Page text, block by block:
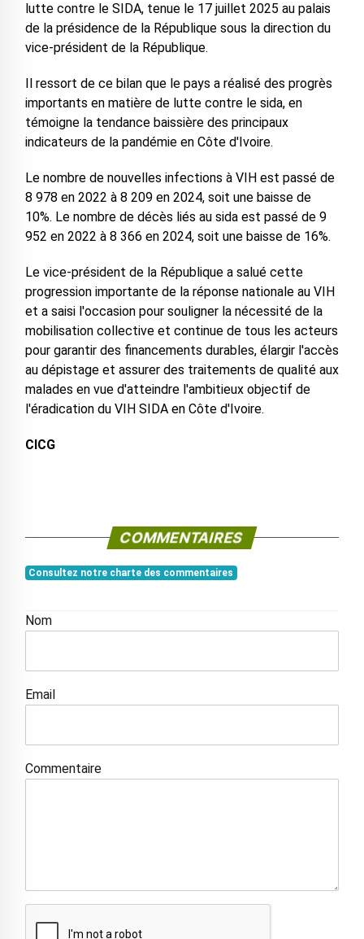
lutte contre le SIDA, tenue le 17 juillet 2025 au palais
de la présidence de la République sous la direction du
vice-président de la République.
Il ressort de ce bilan que le pays a réalisé des progrès
importants en matière de lutte contre le sida, en
témoigne la tendance baissière des principaux
indicateurs de la pandémie en Côte d'Ivoire.
Le nombre de nouvelles infections à VIH est passé de
8 978 en 2022 à 8 209 en 2024, soit une baisse de
10%. Le nombre de décès liés au sida est passé de 9
952 en 2022 à 8 366 en 2024, soit une baisse de 16%.
Le vice-président de la République a salué cette
progression importante de la réponse nationale au VIH
et a saisi l'occasion pour souligner la nécessité de la
mobilisation collective et continue de tous les acteurs
pour garantir des financements durables, élargir l'accès
au dépistage et assurer des traitements de qualité aux
malades en vue d'atteindre l'ambitieux objectif de
l'éradication du VIH SIDA en Côte d'Ivoire.
CICG
COMMENTAIRES
Consultez notre charte des commentaires
Nom
Email
Commentaire